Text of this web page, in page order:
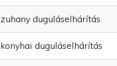
zuhany duguláselhárítás
konyhai duguláselhárítás